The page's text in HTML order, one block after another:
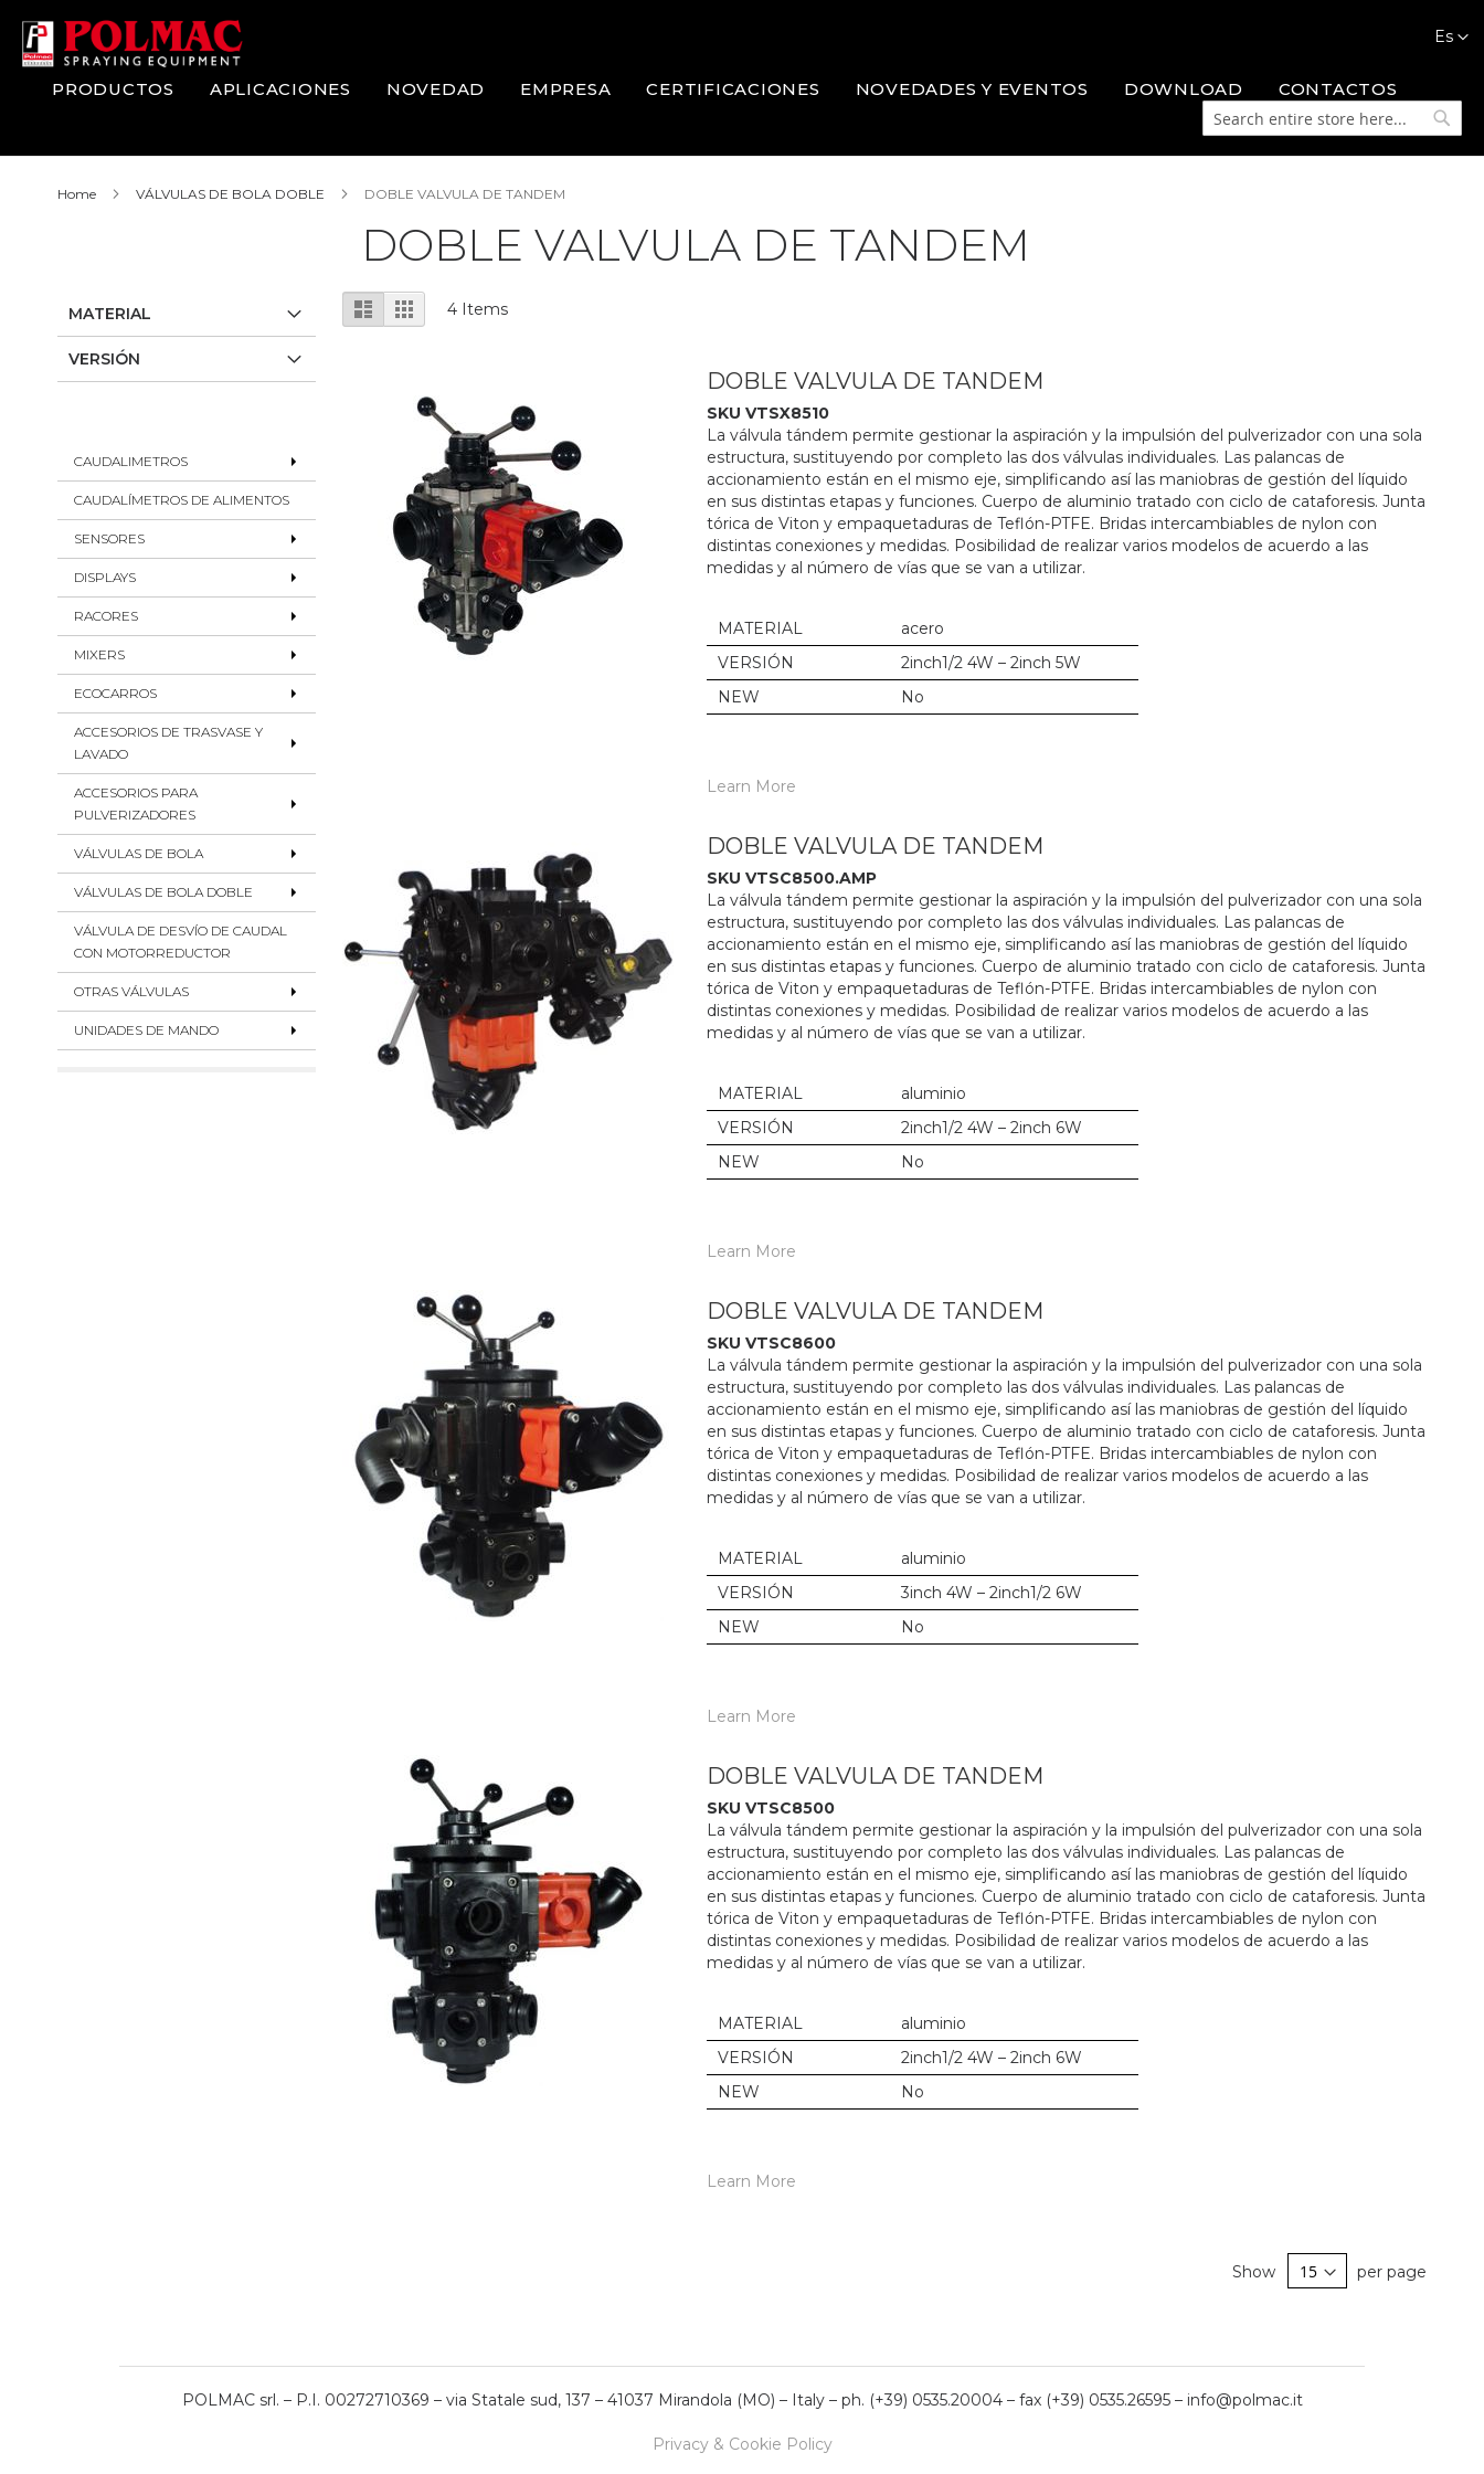
Skip
to
Content
Es
PRODUCTOS APLICACIONES NOVEDAD EMPRESA CERTIFICACIONES NOVEDADES Y EVENTOS DOWNLOAD CONTACTOS
Search
Home VÁLVULAS DE BOLA DOBLE DOBLE VALVULA DE TANDEM
DOBLE VALVULA DE TANDEM
View
as
List Grid 4 Items
DOBLE VALVULA DE TANDEM
SKU VTSX8510
La válvula tándem permite gestionar la aspiración y la impulsión del pulverizador con una sola
estructura, sustituyendo por completo las dos válvulas individuales. Las palancas de
accionamiento están en el mismo eje, simplificando así las maniobras de gestión del líquido
en sus distintas etapas y funciones. Cuerpo de aluminio tratado con ciclo de cataforesis. Junta
tórica de Viton y empaquetaduras de Teflón-PTFE. Bridas intercambiables de nylon con
distintas conexiones y medidas. Posibilidad de realizar varios modelos de acuerdo a las
medidas y al número de vías que se van a utilizar.
MATERIAL
acero
VERSIÓN
2inch1/2 4W – 2inch 5W
NEW
No
Learn More
DOBLE VALVULA DE TANDEM
SKU VTSC8500.AMP
La válvula tándem permite gestionar la aspiración y la impulsión del pulverizador con una sola
estructura, sustituyendo por completo las dos válvulas individuales. Las palancas de
accionamiento están en el mismo eje, simplificando así las maniobras de gestión del líquido
en sus distintas etapas y funciones. Cuerpo de aluminio tratado con ciclo de cataforesis. Junta
tórica de Viton y empaquetaduras de Teflón-PTFE. Bridas intercambiables de nylon con
distintas conexiones y medidas. Posibilidad de realizar varios modelos de acuerdo a las
medidas y al número de vías que se van a utilizar.
MATERIAL
aluminio
VERSIÓN
2inch1/2 4W – 2inch 6W
NEW
No
Learn More
DOBLE VALVULA DE TANDEM
SKU VTSC8600
La válvula tándem permite gestionar la aspiración y la impulsión del pulverizador con una sola
estructura, sustituyendo por completo las dos válvulas individuales. Las palancas de
accionamiento están en el mismo eje, simplificando así las maniobras de gestión del líquido
en sus distintas etapas y funciones. Cuerpo de aluminio tratado con ciclo de cataforesis. Junta
tórica de Viton y empaquetaduras de Teflón-PTFE. Bridas intercambiables de nylon con
distintas conexiones y medidas. Posibilidad de realizar varios modelos de acuerdo a las
medidas y al número de vías que se van a utilizar.
MATERIAL
aluminio
VERSIÓN
3inch 4W – 2inch1/2 6W
NEW
No
Learn More
DOBLE VALVULA DE TANDEM
SKU VTSC8500
La válvula tándem permite gestionar la aspiración y la impulsión del pulverizador con una sola
estructura, sustituyendo por completo las dos válvulas individuales. Las palancas de
accionamiento están en el mismo eje, simplificando así las maniobras de gestión del líquido
en sus distintas etapas y funciones. Cuerpo de aluminio tratado con ciclo de cataforesis. Junta
tórica de Viton y empaquetaduras de Teflón-PTFE. Bridas intercambiables de nylon con
distintas conexiones y medidas. Posibilidad de realizar varios modelos de acuerdo a las
medidas y al número de vías que se van a utilizar.
MATERIAL
aluminio
VERSIÓN
2inch1/2 4W – 2inch 6W
NEW
No
Learn More
Show per page
MATERIAL
VERSIÓN
CAUDALIMETROS
CAUDALÍMETROS DE ALIMENTOS
SENSORES
DISPLAYS
RACORES
MIXERS
ECOCARROS
ACCESORIOS DE TRASVASE Y
LAVADO
ACCESORIOS PARA
PULVERIZADORES
VÁLVULAS DE BOLA
VÁLVULAS DE BOLA DOBLE
VÁLVULA DE DESVÍO DE CAUDAL
CON MOTORREDUCTOR
OTRAS VÁLVULAS
UNIDADES DE MANDO
POLMAC srl. – P.I. 00272710369 – via Statale sud, 137 – 41037 Mirandola (MO) – Italy – ph. (+39) 0535.20004 – fax (+39) 0535.26595 – info@polmac.it
Privacy & Cookie Policy